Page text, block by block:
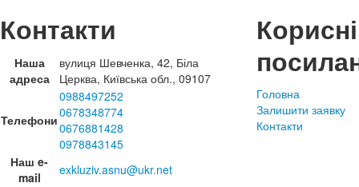
Контакти
Наша
адреса
вулиця Шевченка, 42, Біла
Церква, Київська обл., 09107
Телефони
0988497252
0678348774
0676881428
0978843145
Наш e-
mail
exkluziv.asnu@ukr.net
Корисні
Головна
Залишити заявку
Контакти